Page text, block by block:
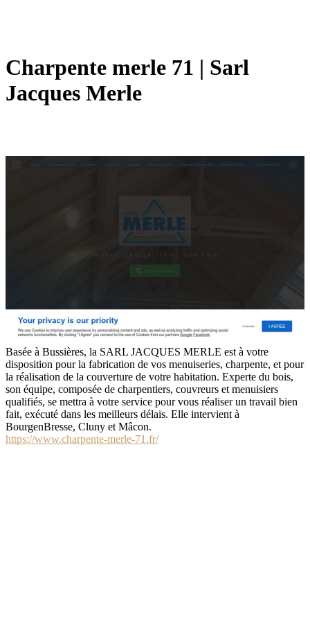
Charpente merle 71 | Sarl
Jacques Merle
Basée à Bussières, la SARL JACQUES MERLE est à votre
disposition pour la fabrication de vos menuiseries, charpente, et pour
la réalisation de la couverture de votre habitation. Experte du bois,
son équipe, composée de charpentiers, couvreurs et menuisiers
qualifiés, se mettra à votre service pour vous réaliser un travail bien
fait, exécuté dans les meilleurs délais. Elle intervient à
BourgenBresse, Cluny et Mâcon.
https://www.charpente-merle-71.fr/